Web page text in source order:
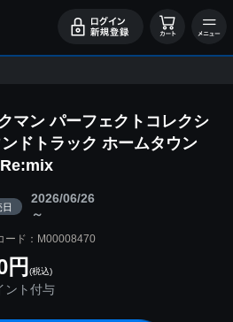
マン パーフェクトコレクシ
ドトラック ホームタウン
日
2026/06/26
～
ード：M00008470
円 (税込)
ント付与